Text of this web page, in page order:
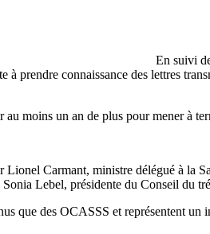
En suivi
à prendre connaissance des lettres
au moins un an de plus pour mener à
Carmant, ministre délégué à la
Lebel, présidente du Conseil du
que des OCASSS et représentent